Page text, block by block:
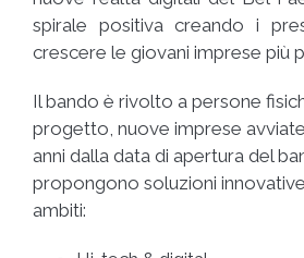
spirale positiva creando i
crescere le giovani imprese più
Il bando è rivolto a persone
progetto, nuove imprese
anni dalla data di apertura del
propongono soluzioni
ambiti: